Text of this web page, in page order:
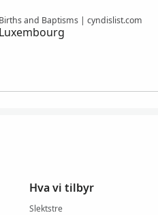
Births and Baptisms | cyndislist.com
Luxembourg
Hva vi tilbyr
Slektstre